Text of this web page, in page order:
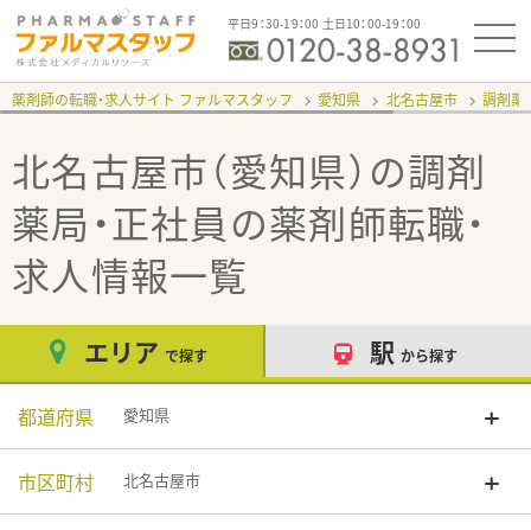
平日9：30-19：00 土日10：00-19：00
薬剤師の転職・求人サイト ファルマスタッフ 愛知県 北名古屋市 調剤薬
北名古屋市（愛知県）の調剤
薬局・正社員の薬剤師転職・
求人情報一覧
エリア で探す 駅 から探す
都道府県 愛知県
市区町村 北名古屋市